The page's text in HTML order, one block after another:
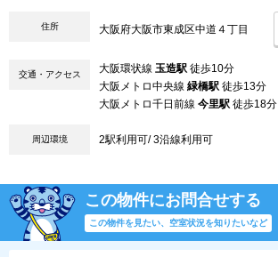
住所 大阪府大阪市東成区中道４丁目
交通・アクセス 大阪環状線 玉造駅 徒歩10分
大阪メトロ中央線 緑橋駅 徒歩13分
大阪メトロ千日前線 今里駅 徒歩18分
周辺環境 2駅利用可/ 3沿線利用可
この物件にお問合せする
この物件を見たい、空室状況を知りたいなど